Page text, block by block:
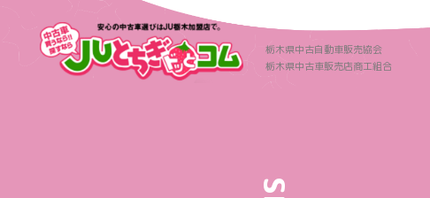
栃木県中古自動車販売協会
栃木県中古車販売店商工組合